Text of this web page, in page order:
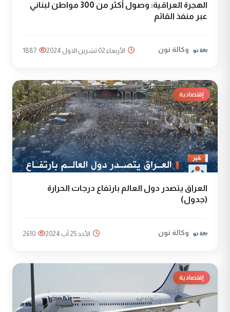
الهجرة العراقية: وصول أكثر من 300 مواطن لبناني
عبر منفذ القائم
وكالة نون الأربعاء 02 تشرين الاول 2024 1887
إقتصادية
العراق يتصدر دول العالم بارتفاع درجات الحرارة
(جدول)
وكالة نون الأحد 25 آب 2024 2610
إقتصادية